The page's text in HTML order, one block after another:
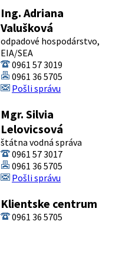
Ing. Adriana
Valušková
odpadové hospodárstvo,
EIA/SEA
0961 57 3019
0961 36 5705
Pošli správu
Mgr. Silvia
Lelovicsová
štátna vodná správa
0961 57 3017
0961 36 5705
Pošli správu
Klientske centrum
0961 36 5705